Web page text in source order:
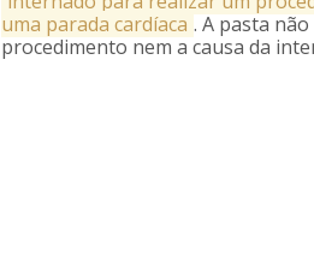
uma parada cardíaca . A pasta
procedimento nem a causa da